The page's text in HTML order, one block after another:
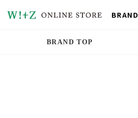
BRAND
BRAND TOP